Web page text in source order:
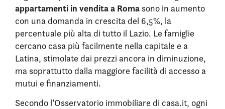
appartamenti in vendita a Romasono in aumento
con una domanda in crescita del 6,5%, la
percentuale più alta di tutto il Lazio. Le famiglie
cercano casa più facilmente nella capitale e a
Latina, stimolate dai prezzi ancora in diminuzione,
ma soprattutto dalla maggiore facilità di accesso a
mutui e finanziamenti.
Secondo l’Osservatorio immobiliare di casa.it, ogni